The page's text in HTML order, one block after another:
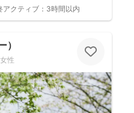
アクティブ： 3時間以内
）
女性